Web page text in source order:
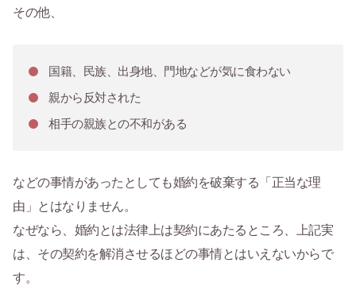
その他、
国籍、民族、出身地、門地などが気に食わない
親から反対された
相手の親族との不和がある
などの事情があったとしても婚約を破棄する「正当な理
由」とはなりません。
なぜなら、婚約とは法律上は契約にあたるところ、上記実
は、その契約を解消させるほどの事情とはいえないからで
す。